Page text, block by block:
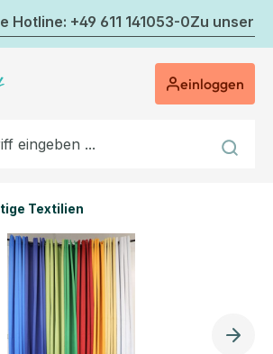
Hotline: +49 611 141053-0Zu
einloggen
Textilien